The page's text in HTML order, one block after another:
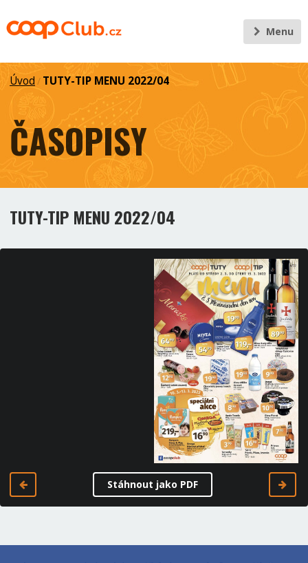
Menu
Úvod / TUTY-TIP MENU 2022/04
ČASOPISY
TUTY-TIP MENU 2022/04
Stáhnout jako PDF